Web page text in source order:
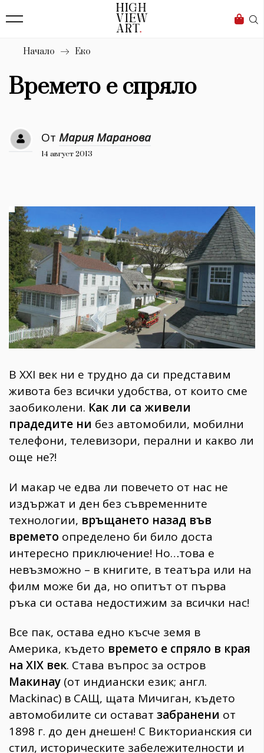
Бизнес
Мода
Dialogue
Изкуство
Красота
Дизайн
1272
Книги 1188
30+ 1970
Гурме 1710
Пътувай
237
Здраве 389
Gentlemen
382
Wellness
ПОСЛЕДВАЙТЕ
НИ
Начало Еко
Времето е спряло
От Мария Маранова
14 август 2013
В XXI век ни е трудно да си представим
живота без всички удобствa, от които сме
заобиколени. Как ли са живели
прадедите ни без автомобили, мобилни
телефони, телевизори, перални и какво ли
още не?!
И макар че едва ли повечето от нас не
издържат и ден без съвременните
технологии, връщането назад във
времето определено би било доста
интересно приключение! Но…това е
невъзможно – в книгите, в театъра или на
филм може би да, но опитът от първа
ръка си остава недостижим за всички нас!
Все пак, остава едно късче земя в
Америка, където времето е спряло в края
на ХIХ век. Става въпрос за остров
Макинау (от индиански език; англ.
Mackinaс) в САЩ, щата Мичиган, където
автомобилите си остават забранени от
1898 г. до ден днешен! С Викторианския си
стил, историческите забележителности и